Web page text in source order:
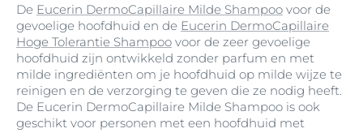
De Eucerin DermoCapillaire Milde Shampoo voor de
gevoelige hoofdhuid en de Eucerin DermoCapillaire
Hoge Tolerantie Shampoo voor de zeer gevoelige
hoofdhuid zijn ontwikkeld zonder parfum en met
milde ingrediënten om je hoofdhuid op milde wijze te
reinigen en de verzorging te geven die ze nodig heeft.
De Eucerin DermoCapillaire Milde Shampoo is ook
geschikt voor personen met een hoofdhuid met